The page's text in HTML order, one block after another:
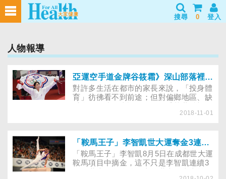
搜尋 0 登入
人物報導
亞運空手道金牌谷筱霜》深山部落裡的女孩，靠空手道翻轉人生
對許多生活在都市的家長來說，「投身體
育」彷彿看不到前途；但對偏鄉地區、缺
大道。對空手道亞運金牌得主谷筱霜來
實困境。只要有人願意在困厄的環境裡灌
注善良，就能傳遞希望，讓對未來茫然的
孩子回歸正途、努力的茁壯……
2018-11-01
「鞍馬王子」李智凱世大運奪金3連霸！完美落地前，翻滾出20多年來的堅持
「鞍馬王子」李智凱8月5日在成都世大運
鞍馬項目中摘金，這不只是李智凱連續3